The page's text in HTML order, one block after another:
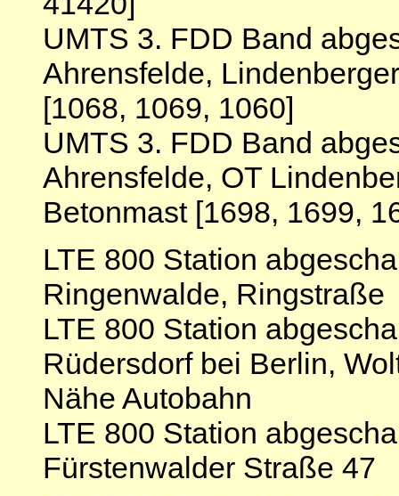
UMTS 3. FDD Band
Ahrensfelde,
[1068, 1069, 1060]
UMTS 3. FDD Band
Ahrensfelde, OT
Betonmast [1698, 1699,
LTE 800 Station
Ringenwalde, Ringstraße
LTE 800 Station
Rüdersdorf bei Berlin,
Nähe Autobahn
LTE 800 Station
Fürstenwalder Straße 47